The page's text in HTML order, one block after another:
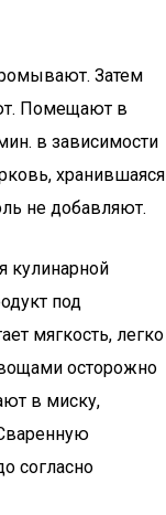
Затем
Помещают в
в зависимости
хранившаяся
не добавляют.
кулинарной
под
мягкость, легко
осторожно
в миску,
согласно